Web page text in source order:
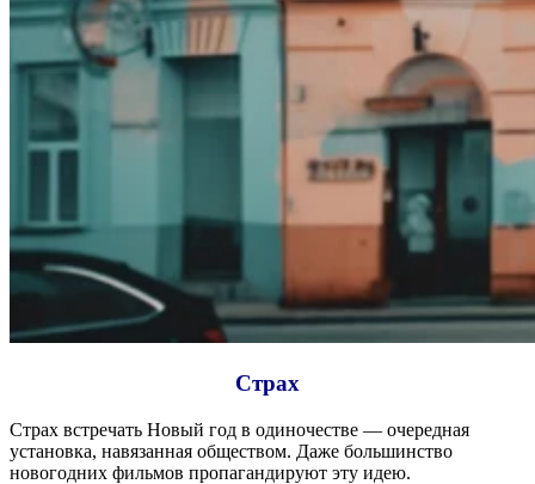
Страх
Страх встречать Новый год в одиночестве — очередная
установка, навязанная обществом. Даже большинство
новогодних фильмов пропагандируют эту идею.